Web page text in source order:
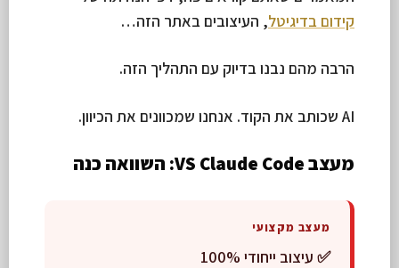
קידום בדיגיטל, העיצובים באתר הזה…
הרבה מהם נבנו בדיוק עם התהליך הזה.
AI שכותב את הקוד. אנחנו שמכוונים את הכיוון.
מעצב VS Claude Code: השוואה כנה
מעצב מקצועי
✅ עיצוב ייחודי 100%